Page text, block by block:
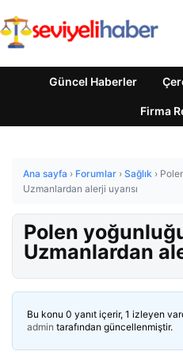
Güncel Haberler
Firma
Ana sayfa › Forumlar › Sağlık ›
Uzmanlardan alerji uyarısı
Polen
Uzmanlardan
Bu konu 0 yanıt içerir, 1 izleyen
admin tarafından güncellenmiştir.